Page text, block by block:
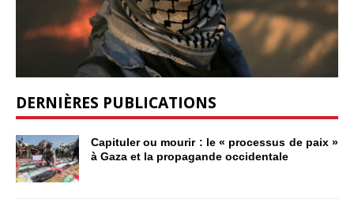
DERNIÈRES PUBLICATIONS
Capituler ou mourir : le « processus de paix »
à Gaza et la propagande occidentale